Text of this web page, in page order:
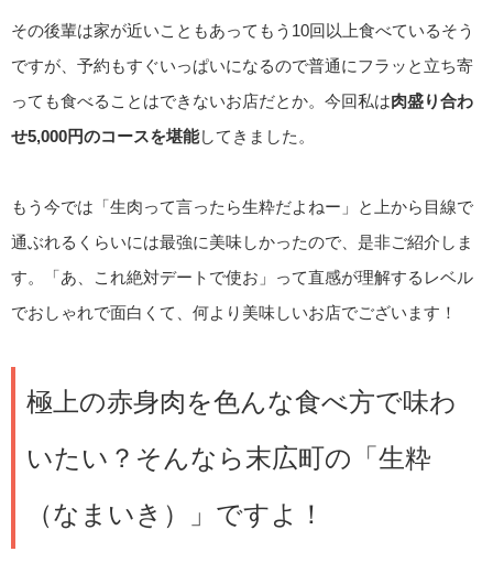
その後輩は家が近いこともあってもう10回以上食べているそう
ですが、予約もすぐいっぱいになるので普通にフラッと立ち寄
っても食べることはできないお店だとか。今回私は肉盛り合わ
せ5,000円のコースを堪能してきました。
もう今では「生肉って言ったら生粋だよねー」と上から目線で
通ぶれるくらいには最強に美味しかったので、是非ご紹介しま
す。「あ、これ絶対デートで使お」って直感が理解するレベル
でおしゃれで面白くて、何より美味しいお店でございます！
極上の赤身肉を色んな食べ方で味わ
いたい？そんなら末広町の「生粋
（なまいき）」ですよ！